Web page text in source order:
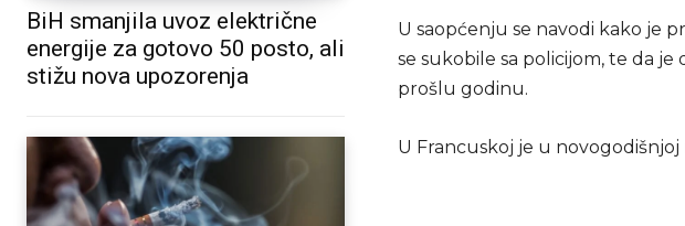
BiH smanjila uvoz električne
energije za gotovo 50 posto, ali
stižu nova upozorenja
U saopćenju se navodi kako je
se sukobile sa policijom, te da
prošlu godinu.
U Francuskoj je u